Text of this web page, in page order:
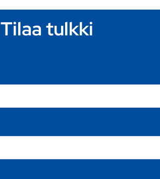
Tilaa tulkki